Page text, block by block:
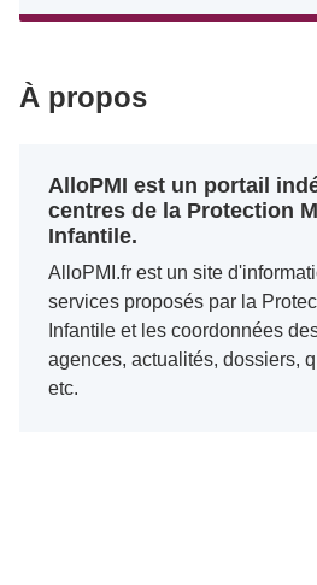
À propos
AlloPMI est un portail
centres de la Protection
Infantile.
AlloPMI.fr est un site
services proposés par la
Infantile et les coordonnées
agences, actualités, dossiers,
etc.